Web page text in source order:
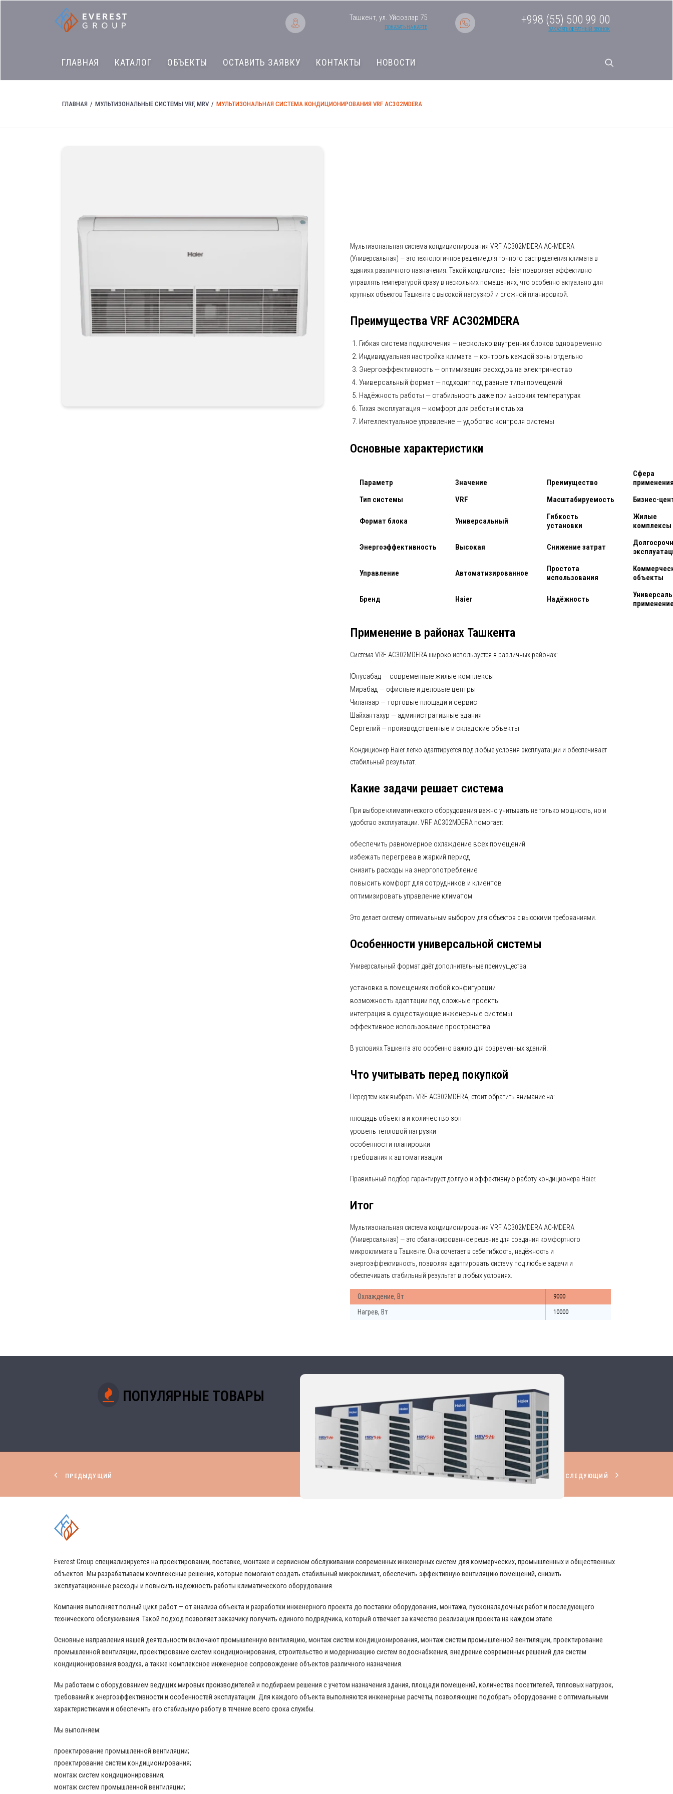
Ташкент, ул. Уйсозлар 75
ПОКАЗАТЬ НА КАРТЕ
+998 (55) 500 99 00
ЗАКАЗАТЬ ОБРАТНЫЙ ЗВОНОК
ГЛАВНАЯ КАТАЛОГ ОБЪЕКТЫ ОСТАВИТЬ ЗАЯВКУ КОНТАКТЫ НОВОСТИ
ГЛАВНАЯ МУЛЬТИЗОНАЛЬНЫЕ СИСТЕМЫ VRF, MRV МУЛЬТИЗОНАЛЬНАЯ СИСТЕМА КОНДИЦИОНИРОВАНИЯ VRF AC302MDERA
Мультизональная система кондиционирования VRF AC302MDERA AС-MDERA
(Универсальная) — это технологичное решение для точного распределения климата в
зданиях различного назначения. Такой кондиционер Haier позволяет эффективно
управлять температурой сразу в нескольких помещениях, что особенно актуально для
крупных объектов Ташкента с высокой нагрузкой и сложной планировкой.
Преимущества VRF AC302MDERA
Гибкая система подключения — несколько внутренних блоков одновременно
Индивидуальная настройка климата — контроль каждой зоны отдельно
Энергоэффективность — оптимизация расходов на электричество
Универсальный формат — подходит под разные типы помещений
Надёжность работы — стабильность даже при высоких температурах
Тихая эксплуатация — комфорт для работы и отдыха
Интеллектуальное управление — удобство контроля системы
Основные характеристики
Параметр Значение Преимущество
Сфера
Тип системы
VRF Масштабируемость Бизнес-
Формат блока Универсальный
Гибкость
установки
Жилые
комплексы
Энергоэффективность Высокая Снижение затрат
Управление Автоматизированное
Простота
использования
объекты
Бренд Haier Надёжность
Применение в районах Ташкента
Система VRF AC302MDERA широко используется в различных районах:
Юнусабад — современные жилые комплексы
Мирабад — офисные и деловые центры
Чиланзар — торговые площади и сервис
Шайхантахур — административные здания
Сергелий — производственные и складские объекты
Кондиционер Haier легко адаптируется под любые условия эксплуатации и обеспечивает
стабильный результат.
Какие задачи решает система
При выборе климатического оборудования важно учитывать не только мощность, но и
удобство эксплуатации. VRF AC302MDERA помогает:
обеспечить равномерное охлаждение всех помещений
избежать перегрева в жаркий период
снизить расходы на энергопотребление
повысить комфорт для сотрудников и клиентов
оптимизировать управление климатом
Это делает систему оптимальным выбором для объектов с высокими требованиями.
Особенности универсальной системы
Универсальный формат даёт дополнительные преимущества:
установка в помещениях любой конфигурации
возможность адаптации под сложные проекты
интеграция в существующие инженерные системы
эффективное использование пространства
В условиях Ташкента это особенно важно для современных зданий.
Что учитывать перед покупкой
Перед тем как выбрать VRF AC302MDERA, стоит обратить внимание на:
площадь объекта и количество зон
уровень тепловой нагрузки
особенности планировки
требования к автоматизации
Правильный подбор гарантирует долгую и эффективную работу кондиционера Haier.
Итог
Мультизональная система кондиционирования VRF AC302MDERA AС-MDERA
(Универсальная) — это сбалансированное решение для создания комфортного
микроклимата в Ташкенте. Она сочетает в себе гибкость, надёжность и
энергоэффективность, позволяя адаптировать систему под любые задачи и
обеспечивать стабильный результат в любых условиях.
Охлаждение, Вт 9000
Нагрев, Вт 10000
ПОПУЛЯРНЫЕ ТОВАРЫ
ПРЕДЫДУЩИЙ СЛЕДУЮЩИЙ
Everest Group специализируется на проектировании, поставке, монтаже и сервисном обслуживании современных инженерных систем для коммерческих, промышленных и общественных
объектов. Мы разрабатываем комплексные решения, которые помогают создать стабильный микроклимат, обеспечить эффективную вентиляцию помещений, снизить
эксплуатационные расходы и повысить надежность работы климатического оборудования.
Компания выполняет полный цикл работ — от анализа объекта и разработки инженерного проекта до поставки оборудования, монтажа, пусконаладочных работ и последующего
технического обслуживания. Такой подход позволяет заказчику получить единого подрядчика, который отвечает за качество реализации проекта на каждом этапе.
Основные направления нашей деятельности включают промышленную вентиляцию, монтаж систем кондиционирования, монтаж систем промышленной вентиляции, проектирование
промышленной вентиляции, проектирование систем кондиционирования, строительство и модернизацию систем водоснабжения, внедрение современных решений для систем
кондиционирования воздуха, а также комплексное инженерное сопровождение объектов различного назначения.
Мы работаем с оборудованием ведущих мировых производителей и подбираем решения с учетом назначения здания, площади помещений, количества посетителей, тепловых нагрузок,
требований к энергоэффективности и особенностей эксплуатации. Для каждого объекта выполняются инженерные расчеты, позволяющие подобрать оборудование с оптимальными
характеристиками и обеспечить его стабильную работу в течение всего срока службы.
Мы выполняем:
проектирование промышленной вентиляции;
проектирование систем кондиционирования;
монтаж систем кондиционирования;
монтаж систем промышленной вентиляции;